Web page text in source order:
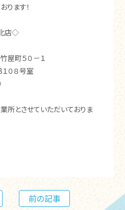
ります！
店◇
屋町５０－１
０８号室
所とさせていただいておりま
前の記事